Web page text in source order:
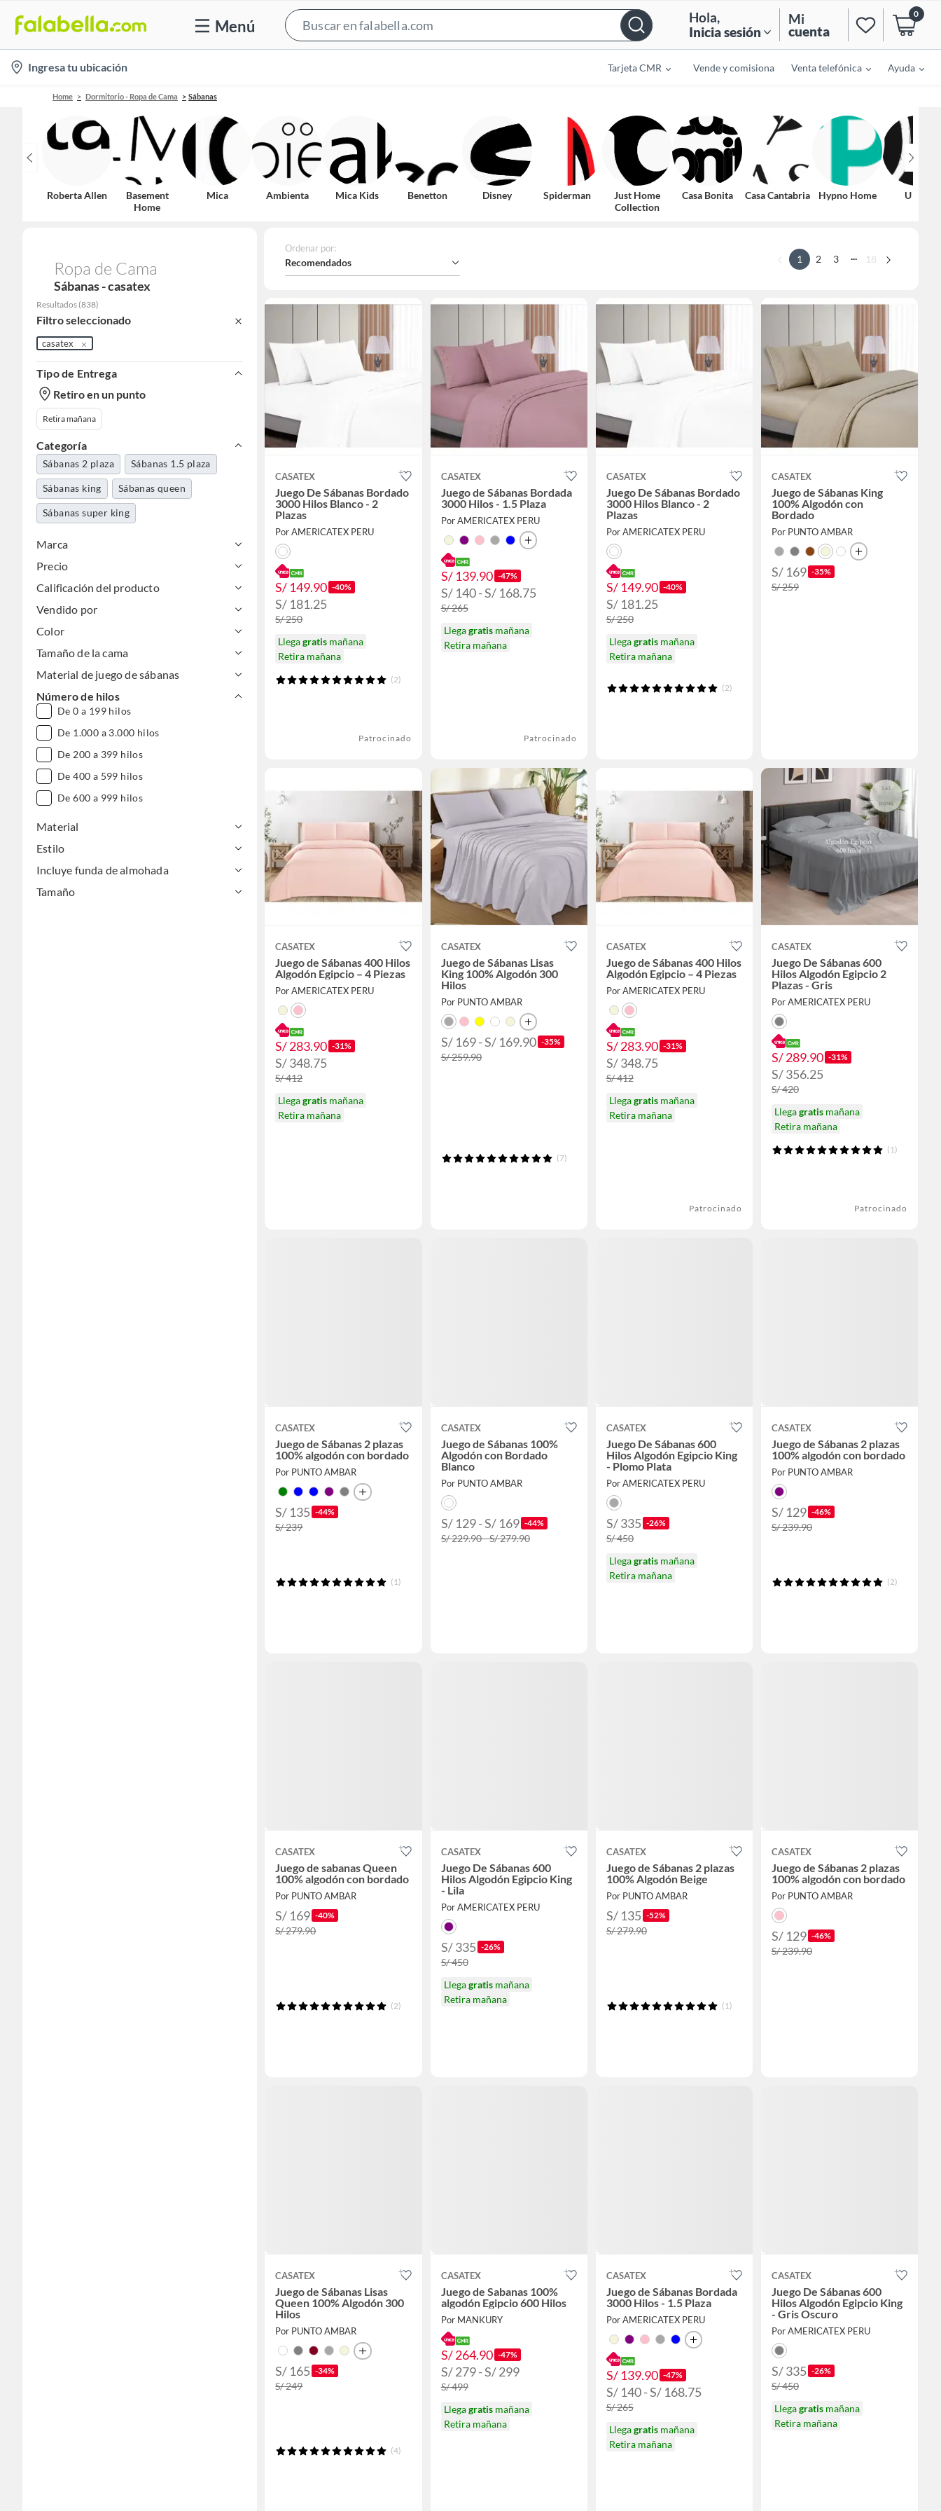
Menú
Bar
Hola,
Inicia sesión
Mi
cuenta
0
location-
icon
Ingresa tu ubicación Tarjeta CMR Vende y comisiona Venta telefónica Ayuda
Home Dormitorio - Ropa de Cama Sábanas
Roberta Allen
Basement
Home
Mica Ambienta Mica Kids Benetton Disney Spiderman
Just Home
Collection
Casa Bonita Casa Cantabria Hypno Home U Buy
Ropa de Cama
Sábanas - casatex
Resultados (838)
Filtro seleccionado
casatex
Tipo de Entrega
Retiro en un punto
Retira mañana
Categoría
Sábanas 2 plaza Sábanas 1.5 plaza
Sábanas king Sábanas queen
Sábanas super king
Marca
Precio
Calificación del producto
Vendido por
Color
Tamaño de la cama
Material de juego de sábanas
Número de hilos
De 0 a 199 hilos
De 1.000 a 3.000 hilos
De 200 a 399 hilos
De 400 a 599 hilos
De 600 a 999 hilos
Material
Estilo
Incluye funda de almohada
Tamaño
Ordenar por:
Recomendados 1 2 3 ... 18
CASATEX
Juego De Sábanas Bordado
3000 Hilos Blanco - 2
Plazas
Por AMERICATEX PERU
S/ 149.90 -40%
S/ 181.25
S/ 250
Llegagratis mañana
Retira mañana
(2)
Patrocinado
CASATEX
Juego de Sábanas Bordada
3000 Hilos - 1.5 Plaza
Por AMERICATEX PERU
S/ 139.90 -47%
S/ 140 - S/ 168.75
S/ 265
Llegagratismañana
Retira mañana
Patrocinado
CASATEX
Juego De Sábanas Bordado
3000 Hilos Blanco - 2
Plazas
Por AMERICATEX PERU
S/ 149.90 -40%
S/ 181.25
S/ 250
Llegagratismañana
Retira mañana
(2)
CASATEX
Juego de Sábanas King
100% Algodón con
Bordado
Por PUNTO AMBAR
S/ 169 -35%
S/ 259
CASATEX
Juego de Sábanas 400 Hilos
Algodón Egipcio – 4 Piezas
Por AMERICATEX PERU
S/ 283.90 -31%
S/ 348.75
S/ 412
Llegagratis mañana
Retira mañana
CASATEX
Juego de Sábanas Lisas
King 100% Algodón 300
Hilos
Por PUNTO AMBAR
S/ 169 - S/ 169.90 -35%
S/ 259.90
(7)
CASATEX
Juego de Sábanas 400 Hilos
Algodón Egipcio – 4 Piezas
Por AMERICATEX PERU
S/ 283.90 -31%
S/ 348.75
S/ 412
Llegagratismañana
Retira mañana
Patrocinado
CASATEX
Juego De Sábanas 600
Hilos Algodón Egipcio 2
Plazas - Gris
Por AMERICATEX PERU
S/ 289.90 -31%
S/ 356.25
S/ 420
Llegagratismañana
Retira mañana
(1)
Patrocinado
CASATEX
Juego de Sábanas 2 plazas
100% algodón con bordado
Por PUNTO AMBAR
S/ 135 -44%
S/ 239
(1)
CASATEX
Juego de Sábanas 100%
Algodón con Bordado
Blanco
Por PUNTO AMBAR
S/ 129 - S/ 169 -44%
S/ 229.90 - S/ 279.90
CASATEX
Juego De Sábanas 600
Hilos Algodón Egipcio King
- Plomo Plata
Por AMERICATEX PERU
S/ 335 -26%
S/ 450
Llegagratismañana
Retira mañana
CASATEX
Juego de Sábanas 2 plazas
100% algodón con bordado
Por PUNTO AMBAR
S/ 129 -46%
S/ 239.90
(2)
CASATEX
Juego de sabanas Queen
100% algodón con bordado
Por PUNTO AMBAR
S/ 169 -40%
S/ 279.90
(2)
CASATEX
Juego De Sábanas 600
Hilos Algodón Egipcio King
- Lila
Por AMERICATEX PERU
S/ 335 -26%
S/ 450
Llegagratismañana
Retira mañana
CASATEX
Juego de Sábanas 2 plazas
100% Algodón Beige
Por PUNTO AMBAR
S/ 135 -52%
S/ 279.90
(1)
CASATEX
Juego de Sábanas 2 plazas
100% algodón con bordado
Por PUNTO AMBAR
S/ 129 -46%
S/ 239.90
CASATEX
Juego de Sábanas Lisas
Queen 100% Algodón 300
Hilos
Por PUNTO AMBAR
S/ 165 -34%
S/ 249
(4)
CASATEX
Juego de Sabanas 100%
algodón Egipcio 600 Hilos
Por MANKURY
S/ 264.90 -47%
S/ 279 - S/ 299
S/ 499
Llegagratismañana
Retira mañana
CASATEX
Juego de Sábanas Bordada
3000 Hilos - 1.5 Plaza
Por AMERICATEX PERU
S/ 139.90 -47%
S/ 140 - S/ 168.75
S/ 265
Llegagratismañana
Retira mañana
CASATEX
Juego De Sábanas 600
Hilos Algodón Egipcio King
- Gris Oscuro
Por AMERICATEX PERU
S/ 335 -26%
S/ 450
Llegagratismañana
Retira mañana